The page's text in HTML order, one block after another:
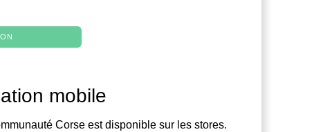
mobile
Corse est disponible sur les stores.